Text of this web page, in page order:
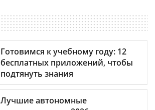
Готовимся к учебному году: 12
бесплатных приложений, чтобы
подтянуть знания
Лучшие автономные